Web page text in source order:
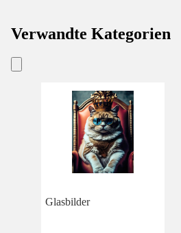
Verwandte Kategorien
Glasbilder